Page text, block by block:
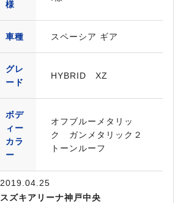
様
車種 スペーシア ギア
グレ
ード
HYBRID XZ
ボデ
ィー
カラ
ー
オフブルーメタリッ
ク ガンメタリック２
トーンルーフ
2019.04.25
スズキアリーナ神戸中央